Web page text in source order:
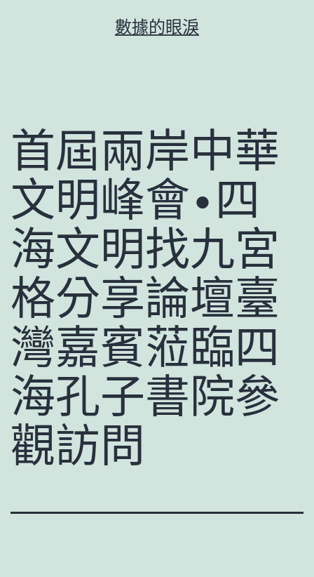
容
數據的眼淚
首屆兩岸中華
文明峰會•四
海文明找九宮
格分享論壇臺
灣嘉賓蒞臨四
海孔子書院參
觀訪問